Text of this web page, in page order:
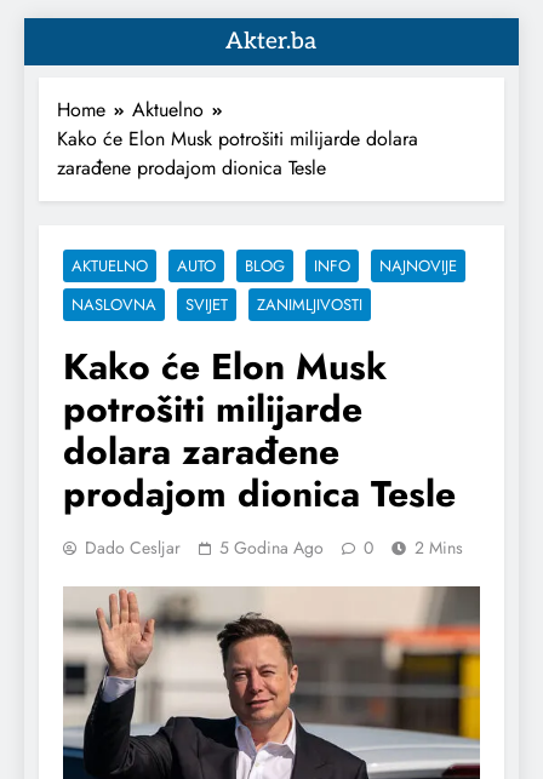
Akter.ba
Home
Aktuelno
Kako će Elon Musk potrošiti milijarde dolara
zarađene prodajom dionica Tesle
AKTUELNO AUTO BLOG INFO
NAJNOVIJE
NASLOVNA
SVIJET ZANIMLJIVOSTI
Kako će Elon Musk
potrošiti milijarde
dolara zarađene
prodajom dionica Tesle
Dado Cesljar 5 Godina Ago 0 2 Mins